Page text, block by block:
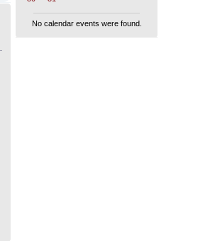
No calendar events were found.